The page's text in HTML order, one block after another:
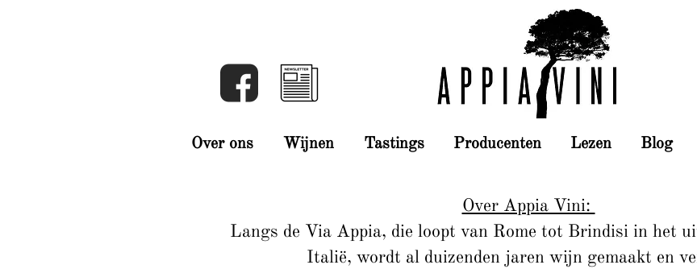
Over ons Wijnen Tastings Producenten Lezen Blog
Over Appia Vini:
Langs de Via Appia, die loopt van Rome tot Brindisi in het
Italië, wordt al duizenden jaren wijn gemaakt en